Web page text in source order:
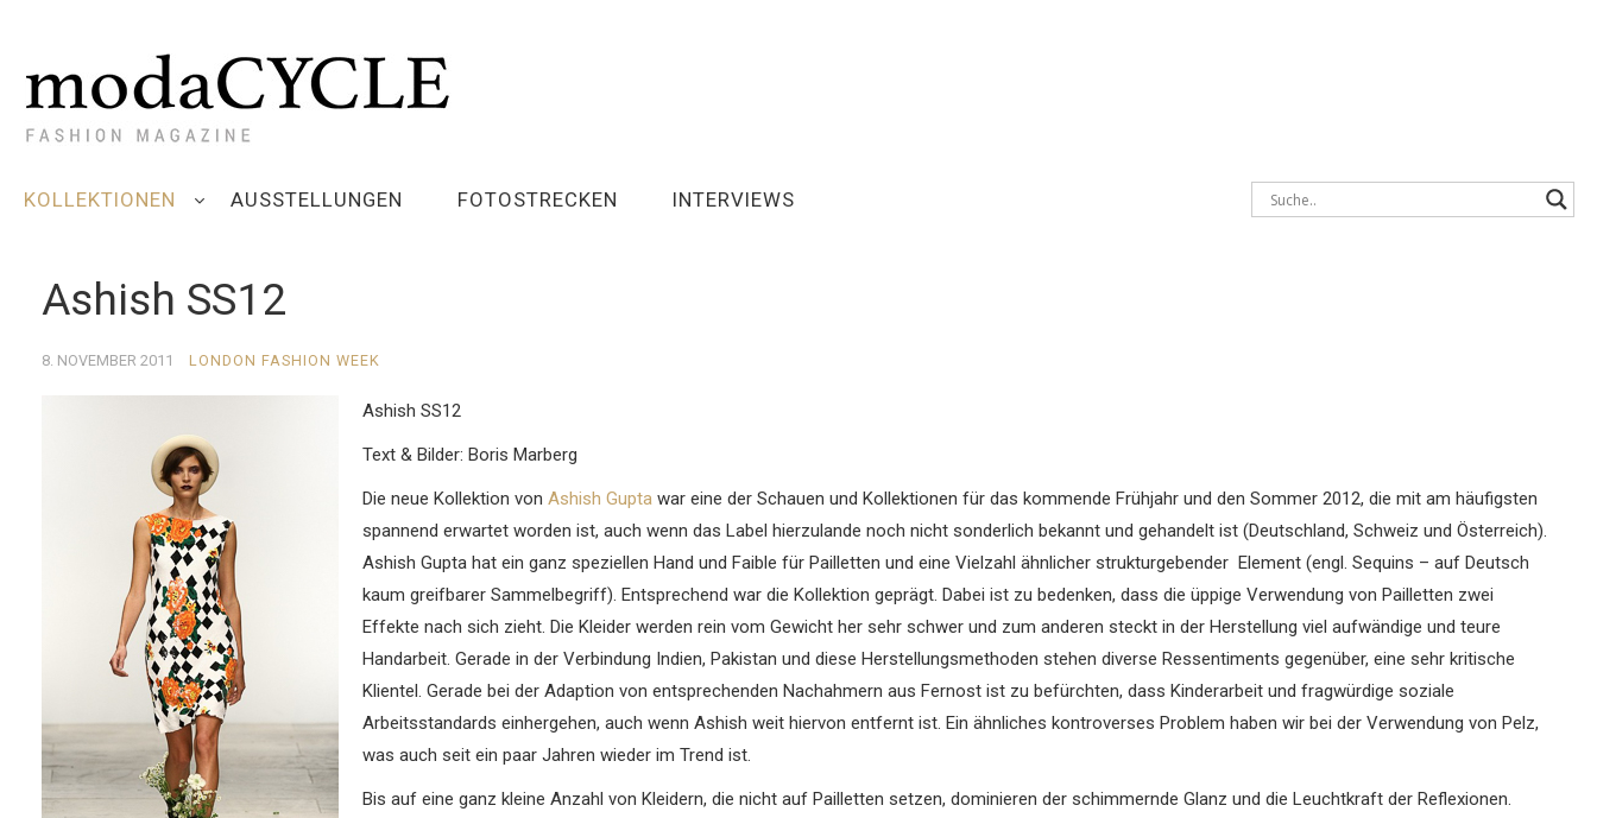
KOLLEKTIONEN AUSSTELLUNGEN FOTOSTRECKEN INTERVIEWS
Ashish SS12
8. NOVEMBER 2011 LONDON FASHION WEEK
Ashish SS12
Text & Bilder: Boris Marberg
Die neue Kollektion vonAshish Gupta war eine der Schauen und Kollektionen für das kommende Frühjahr und den Sommer 2012, die mit am häufigsten
spannend erwartet worden ist, auch wenn das Label hierzulande noch nicht sonderlich bekannt und gehandelt ist (Deutschland, Schweiz und Österreich).
Ashish Gupta hat ein ganz speziellen Hand und Faible für Pailletten und eine Vielzahl ähnlicher strukturgebender Element (engl. Sequins – auf Deutsch
kaum greifbarer Sammelbegriff).Entsprechend war die Kollektion geprägt. Dabei ist zu bedenken, dass die üppige Verwendung von Pailletten zwei
Effekte nach sich zieht. Die Kleider werden rein vom Gewicht her sehr schwer und zum anderen steckt in der Herstellung viel aufwändige und teure
Handarbeit. Gerade in der Verbindung Indien, Pakistan und diese Herstellungsmethoden stehen diverse Ressentiments gegenüber, eine sehr kritische
Klientel. Gerade bei der Adaption von entsprechenden Nachahmern aus Fernost ist zu befürchten, dass Kinderarbeit und fragwürdige soziale
Arbeitsstandards einhergehen, auch wenn Ashish weit hiervon entfernt ist. Ein ähnliches kontroverses Problem haben wir bei der Verwendung von Pelz,
was auch seit ein paar Jahren wieder im Trend ist.
Bis auf eine ganz kleine Anzahl von Kleidern, die nicht auf Pailletten setzen, dominieren der schimmernde Glanz und die Leuchtkraft der Reflexionen.